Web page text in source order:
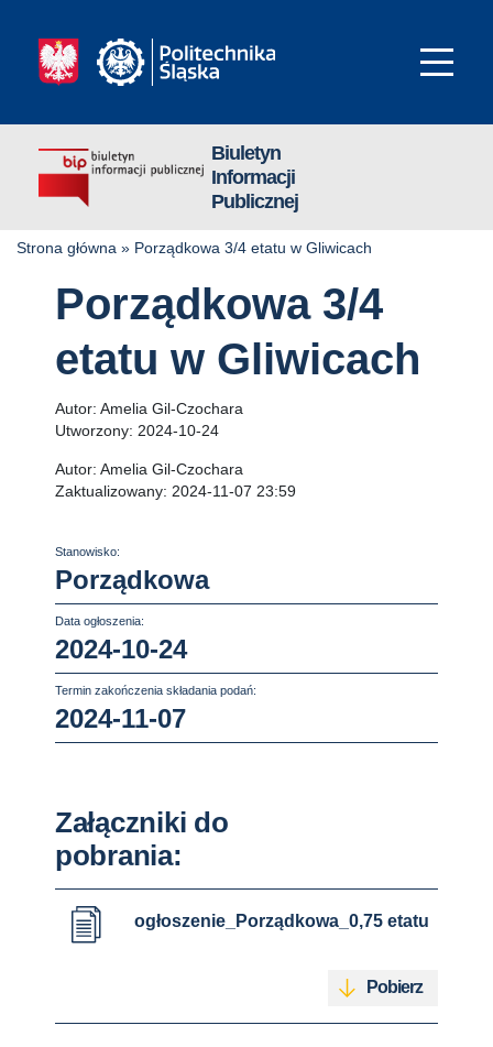
Biuletyn
Informacji
Publicznej
Strona główna » Porządkowa 3/4 etatu w Gliwicach
Porządkowa 3/4
etatu w Gliwicach
Autor: Amelia Gil-Czochara
Utworzony: 2024-10-24
Autor: Amelia Gil-Czochara
Zaktualizowany: 2024-11-07 23:59
Stanowisko:
Porządkowa
Data ogłoszenia:
2024-10-24
Termin zakończenia składania podań:
2024-11-07
Załączniki do
pobrania:
ogłoszenie_Porządkowa_0,75 etatu
Pobierz